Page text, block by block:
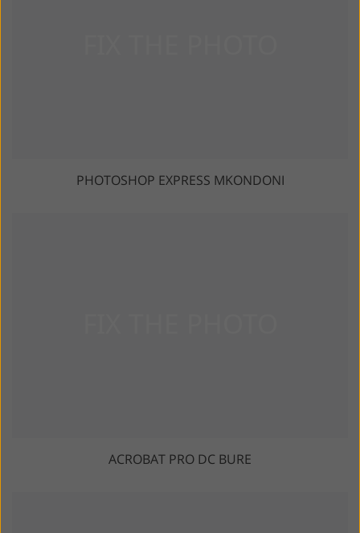
PHOTOSHOP EXPRESS MKONDONI
ACROBAT PRO DC BURE